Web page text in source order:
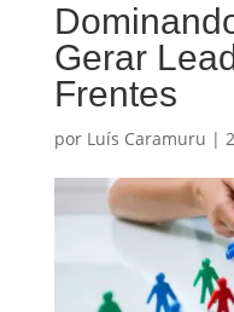
Gerar
Frentes
por Luís Caramuru |